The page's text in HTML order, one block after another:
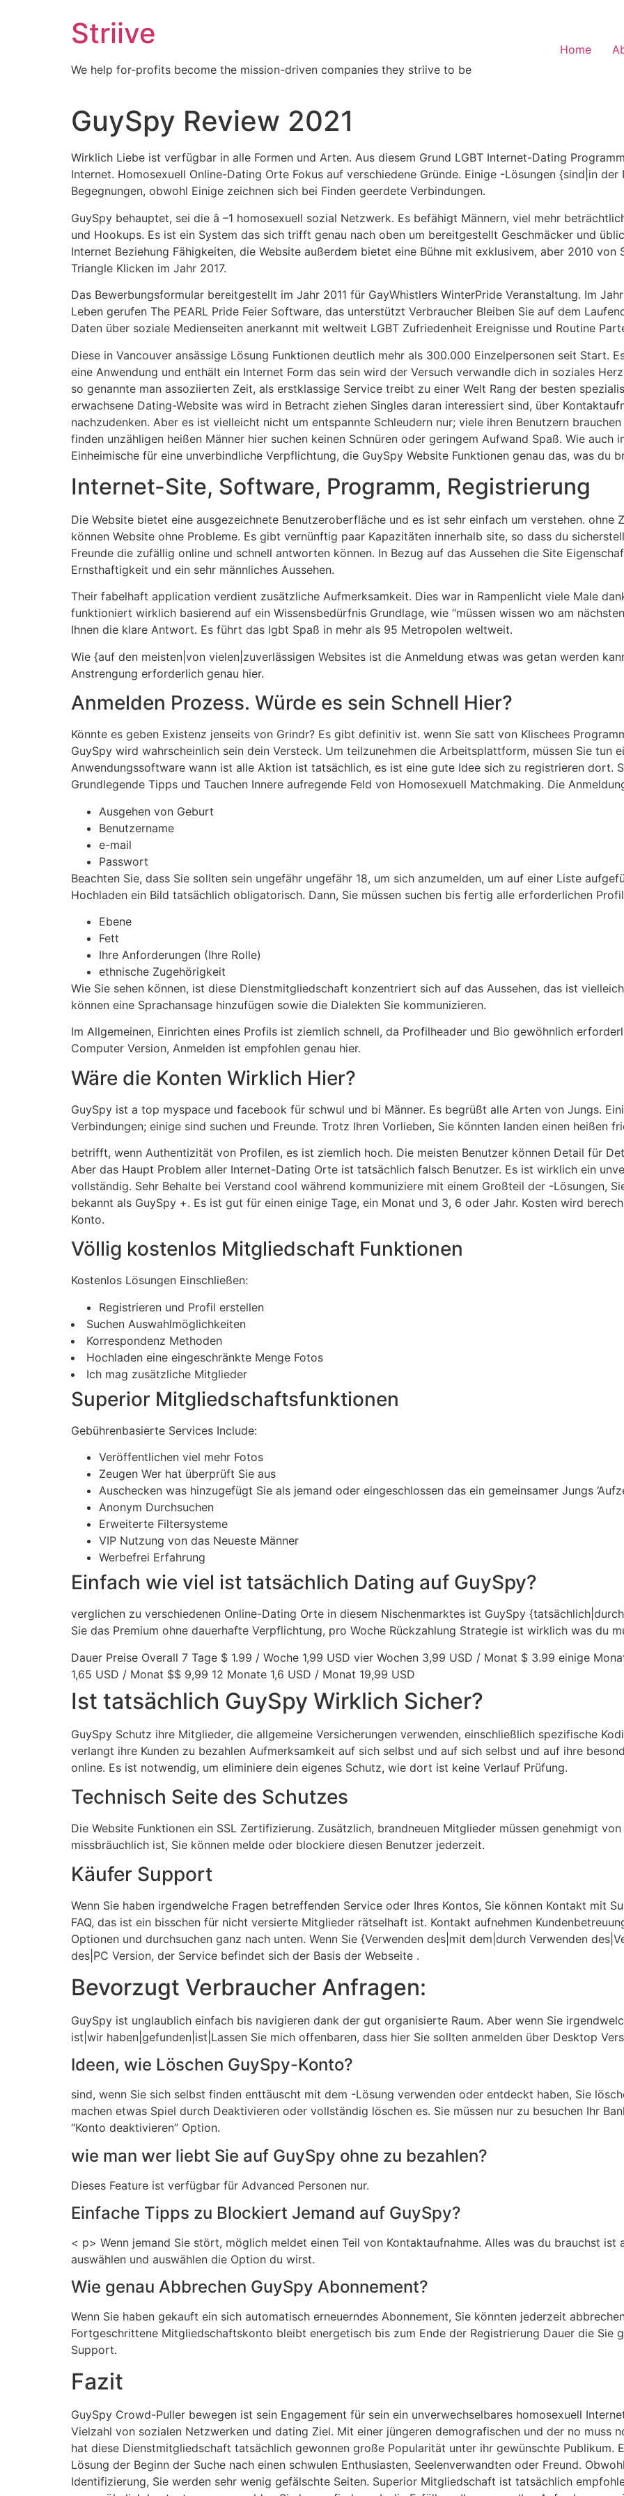
Striive
We help for-profits become the mission-driven companies they striive to be
Home
GuySpy Review 2021
Wirklich Liebe ist verfügbar in alle Formen und Arten. Aus diesem Grund LGBT Internet-Dating
Internet. Homosexuell Online-Dating Orte Fokus auf verschiedene Gründe. Einige -Lösungen {sind|in
Begegnungen, obwohl Einige zeichnen sich bei Finden geerdete Verbindungen.
GuySpy behauptet, sei die â –1 homosexuell sozial Netzwerk. Es befähigt Männern, viel mehr
und Hookups. Es ist ein System das sich trifft genau nach oben um bereitgestellt Geschmäcker und
Internet Beziehung Fähigkeiten, die Website außerdem bietet eine Bühne mit exklusivem, aber 2010
Triangle Klicken im Jahr 2017.
Das Bewerbungsformular bereitgestellt im Jahr 2011 für GayWhistlers WinterPride Veranstaltung. Im
Leben gerufen The PEARL Pride Feier Software, das unterstützt Verbraucher Bleiben Sie auf dem
Daten über soziale Medienseiten anerkannt mit weltweit LGBT Zufriedenheit Ereignisse und Routine
Diese in Vancouver ansässige Lösung Funktionen deutlich mehr als 300.000 Einzelpersonen seit Start.
eine Anwendung und enthält ein Internet Form das sein wird der Versuch verwandle dich in soziales
so genannte man assoziierten Zeit, als erstklassige Service treibt zu einer Welt Rang der besten
erwachsene Dating-Website was wird in Betracht ziehen Singles daran interessiert sind, über
nachzudenken. Aber es ist vielleicht nicht um entspannte Schleudern nur; viele ihren Benutzern
finden unzähligen heißen Männer hier suchen keinen Schnüren oder geringem Aufwand Spaß. Wie auch
Einheimische für eine unverbindliche Verpflichtung, die GuySpy Website Funktionen genau das, was du
Internet-Site, Software, Programm, Registrierung
Die Website bietet eine ausgezeichnete Benutzeroberfläche und es ist sehr einfach um verstehen.
können Website ohne Probleme. Es gibt vernünftig paar Kapazitäten innerhalb site, so dass du
Freunde die zufällig online und schnell antworten können. In Bezug auf das Aussehen die Site
Ernsthaftigkeit und ein sehr männliches Aussehen.
Their fabelhaft application verdient zusätzliche Aufmerksamkeit. Dies war in Rampenlicht viele Male
funktioniert wirklich basierend auf ein Wissensbedürfnis Grundlage, wie “müssen wissen wo am
Ihnen die klare Antwort. Es führt das lgbt Spaß in mehr als 95 Metropolen weltweit.
Wie {auf den meisten|von vielen|zuverlässigen Websites ist die Anmeldung etwas was getan werden
Anstrengung erforderlich genau hier.
Anmelden Prozess. Würde es sein Schnell Hier?
Könnte es geben Existenz jenseits von Grindr? Es gibt definitiv ist. wenn Sie satt von Klischees
GuySpy wird wahrscheinlich sein dein Versteck. Um teilzunehmen die Arbeitsplattform, müssen Sie tun
Anwendungssoftware wann ist alle Aktion ist tatsächlich, es ist eine gute Idee sich zu registrieren dort.
Grundlegende Tipps und Tauchen Innere aufregende Feld von Homosexuell Matchmaking. Die
Ausgehen von Geburt
Benutzername
e-mail
Passwort
Beachten Sie, dass Sie sollten sein ungefähr ungefähr 18, um sich anzumelden, um auf einer Liste
Hochladen ein Bild tatsächlich obligatorisch. Dann, Sie müssen suchen bis fertig alle erforderlichen
Ebene
Fett
Ihre Anforderungen (Ihre Rolle)
ethnische Zugehörigkeit
Wie Sie sehen können, ist diese Dienstmitgliedschaft konzentriert sich auf das Aussehen, das ist
können eine Sprachansage hinzufügen sowie die Dialekten Sie kommunizieren.
Im Allgemeinen, Einrichten eines Profils ist ziemlich schnell, da Profilheader und Bio gewöhnlich
Computer Version, Anmelden ist empfohlen genau hier.
Wäre die Konten Wirklich Hier?
GuySpy ist a top myspace und facebook für schwul und bi Männer. Es begrüßt alle Arten von Jungs.
Verbindungen; einige sind suchen und Freunde. Trotz Ihren Vorlieben, Sie könnten landen einen heißen
betrifft, wenn Authentizität von Profilen, es ist ziemlich hoch. Die meisten Benutzer können Detail für
Aber das Haupt Problem aller Internet-Dating Orte ist tatsächlich falsch Benutzer. Es ist wirklich ein
vollständig. Sehr Behalte bei Verstand cool während kommuniziere mit einem Großteil der -Lösungen,
bekannt als GuySpy +. Es ist gut für einen einige Tage, ein Monat und 3, 6 oder Jahr. Kosten wird
Konto.
Völlig kostenlos Mitgliedschaft Funktionen
Kostenlos Lösungen Einschließen:
Registrieren und Profil erstellen
Suchen Auswahlmöglichkeiten
Korrespondenz Methoden
Hochladen eine eingeschränkte Menge Fotos
Ich mag zusätzliche Mitglieder
Superior Mitgliedschaftsfunktionen
Gebührenbasierte Services Include:
Veröffentlichen viel mehr Fotos
Zeugen Wer hat überprüft Sie aus
Auschecken was hinzugefügt Sie als jemand oder eingeschlossen das ein gemeinsamer Jungs
Anonym Durchsuchen
Erweiterte Filtersysteme
VIP Nutzung von das Neueste Männer
Werbefrei Erfahrung
Einfach wie viel ist tatsächlich Dating auf GuySpy?
verglichen zu verschiedenen Online-Dating Orte in diesem Nischenmarktes ist GuySpy
Sie das Premium ohne dauerhafte Verpflichtung, pro Woche Rückzahlung Strategie ist wirklich was du
Dauer Preise Overall 7 Tage $ 1.99 / Woche 1,99 USD vier Wochen 3,99 USD / Monat $ 3.99 einige
1,65 USD / Monat $$ 9,99 12 Monate 1,6 USD / Monat 19,99 USD
Ist tatsächlich GuySpy Wirklich Sicher?
GuySpy Schutz ihre Mitglieder, die allgemeine Versicherungen verwenden, einschließlich spezifische
verlangt ihre Kunden zu bezahlen Aufmerksamkeit auf sich selbst und auf sich selbst und auf ihre
online. Es ist notwendig, um eliminiere dein eigenes Schutz, wie dort ist keine Verlauf Prüfung.
Technisch Seite des Schutzes
Die Website Funktionen ein SSL Zertifizierung. Zusätzlich, brandneuen Mitglieder müssen genehmigt
missbräuchlich ist, Sie können melde oder blockiere diesen Benutzer jederzeit.
Käufer Support
Wenn Sie haben irgendwelche Fragen betreffenden Service oder Ihres Kontos, Sie können Kontakt mit
FAQ, das ist ein bisschen für nicht versierte Mitglieder rätselhaft ist. Kontakt aufnehmen
Optionen und durchsuchen ganz nach unten. Wenn Sie {Verwenden des|mit dem|durch Verwenden
des|PC Version, der Service befindet sich der Basis der Webseite .
Bevorzugt Verbraucher Anfragen:
GuySpy ist unglaublich einfach bis navigieren dank der gut organisierte Raum. Aber wenn Sie
ist|wir haben|gefunden|ist|Lassen Sie mich offenbaren, dass hier Sie sollten anmelden über Desktop
Ideen, wie Löschen GuySpy-Konto?
sind, wenn Sie sich selbst finden enttäuscht mit dem -Lösung verwenden oder entdeckt haben, Sie
machen etwas Spiel durch Deaktivieren oder vollständig löschen es. Sie müssen nur zu besuchen Ihr
“Konto deaktivieren” Option.
wie man wer liebt Sie auf GuySpy ohne zu bezahlen?
Dieses Feature ist verfügbar für Advanced Personen nur.
Einfache Tipps zu Blockiert Jemand auf GuySpy?
< p> Wenn jemand Sie stört, möglich meldet einen Teil von Kontaktaufnahme. Alles was du brauchst
auswählen und auswählen die Option du wirst.
Wie genau Abbrechen GuySpy Abonnement?
Wenn Sie haben gekauft ein sich automatisch erneuerndes Abonnement, Sie könnten jederzeit
Fortgeschrittene Mitgliedschaftskonto bleibt energetisch bis zum Ende der Registrierung Dauer die Sie
Support.
Fazit
GuySpy Crowd-Puller bewegen ist sein Engagement für sein ein unverwechselbares homosexuell
Vielzahl von sozialen Netzwerken und dating Ziel. Mit einer jüngeren demografischen und der no muss
hat diese Dienstmitgliedschaft tatsächlich gewonnen große Popularität unter ihr gewünschte Publikum.
Lösung der Beginn der Suche nach einen schwulen Enthusiasten, Seelenverwandten oder Freund.
Identifizierung, Sie werden sehr wenig gefälschte Seiten. Superior Mitgliedschaft ist tatsächlich